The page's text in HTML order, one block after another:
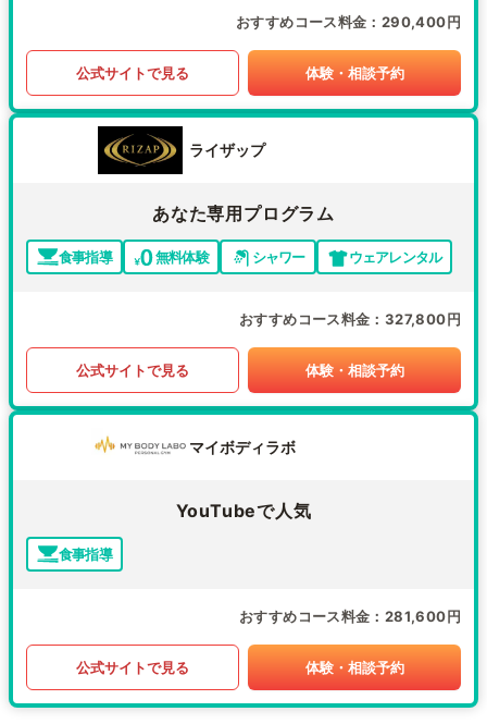
おすすめコース料金 290,400円
公式サイトで見る 体験・相談予約
ライザップ
あなた専用プログラム
食事指導 無料体験 シャワー ウェアレンタル
おすすめコース料金 327,800円
公式サイトで見る 体験・相談予約
マイボディラボ
YouTubeで人気
食事指導
おすすめコース料金 281,600円
公式サイトで見る 体験・相談予約